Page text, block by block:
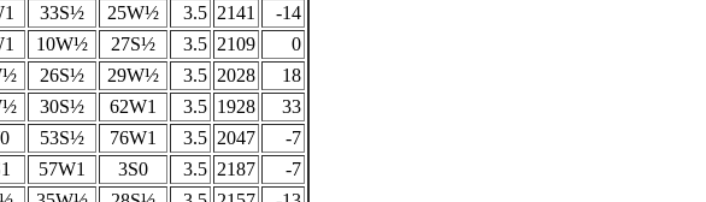
33S½ 25W½ 3.5 2141
-14
10W½ 27S½ 3.5 2109
0
26S½ 29W½ 3.5 2028
18
30S½ 62W1 3.5 1928
33
53S½ 76W1 3.5 2047
-7
57W1 3S0 3.5 2187
-7